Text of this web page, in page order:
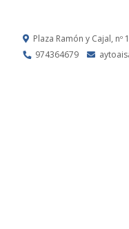
Plaza Ramón y Cajal, nº 1
974364679